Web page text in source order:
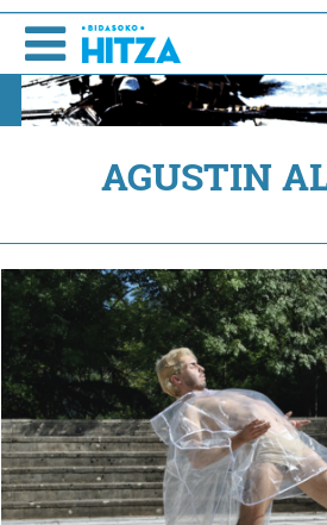
AGUSTIN